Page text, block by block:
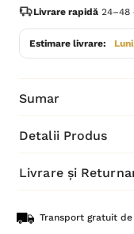
Livrare rapidă 24–48
Estimare livrare:
Sumar
Detalii Produs
Livrare și
Transport gratuit